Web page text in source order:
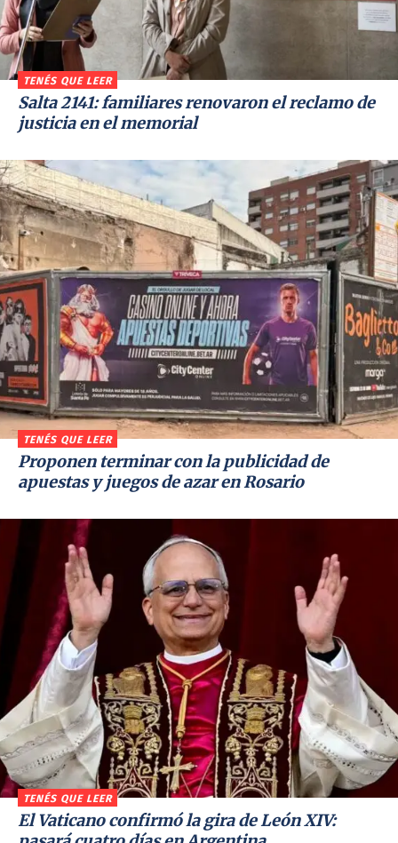
TENÉS QUE LEER
Salta 2141: familiares renovaron el reclamo de
justicia en el memorial
TENÉS QUE LEER
Proponen terminar con la publicidad de
apuestas y juegos de azar en Rosario
TENÉS QUE LEER
El Vaticano confirmó la gira de León XIV: